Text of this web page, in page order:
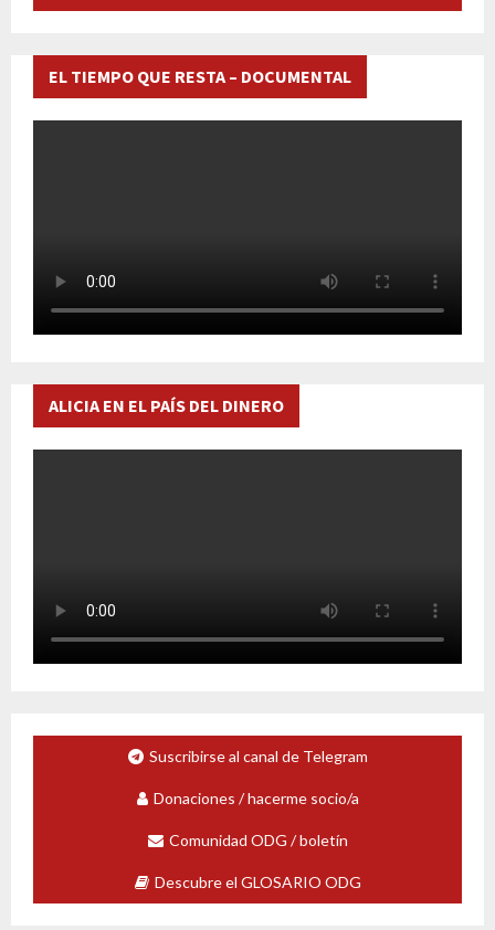
EL TIEMPO QUE RESTA – DOCUMENTAL
ALICIA EN EL PAÍS DEL DINERO
Suscribirse al canal de Telegram
Donaciones / hacerme socio/a
Comunidad ODG / boletín
Descubre el GLOSARIO ODG